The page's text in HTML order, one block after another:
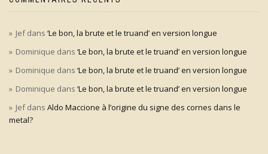
Jefdans ‘Le bon, la brute et le truand’ en version longue
Dominique dans ‘Le bon, la brute et le truand’ en version longue
Dominique dans ‘Le bon, la brute et le truand’ en version longue
Dominique dans ‘Le bon, la brute et le truand’ en version longue
Jefdans Aldo Maccione à l’origine du signe des cornes dans le
metal?